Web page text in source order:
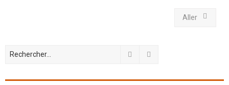
Aller
Rechercher